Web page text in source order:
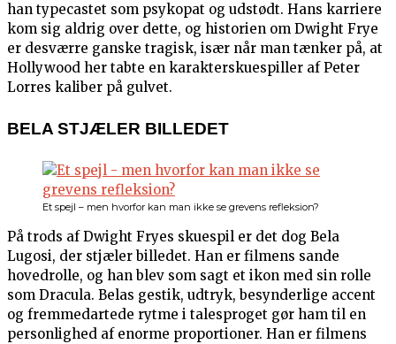
han typecastet som psykopat og udstødt. Hans karriere
kom sig aldrig over dette, og historien om Dwight Frye
er desværre ganske tragisk, især når man tænker på, at
Hollywood her tabte en karakterskuespiller af Peter
Lorres kaliber på gulvet.
BELA STJÆLER BILLEDET
Et spejl – men hvorfor kan man ikke se grevens refleksion?
På trods af Dwight Fryes skuespil er det dog Bela
Lugosi, der stjæler billedet. Han er filmens sande
hovedrolle, og han blev som sagt et ikon med sin rolle
som Dracula. Belas gestik, udtryk, besynderlige accent
og fremmedartede rytme i talesproget gør ham til en
personlighed af enorme proportioner. Han er filmens